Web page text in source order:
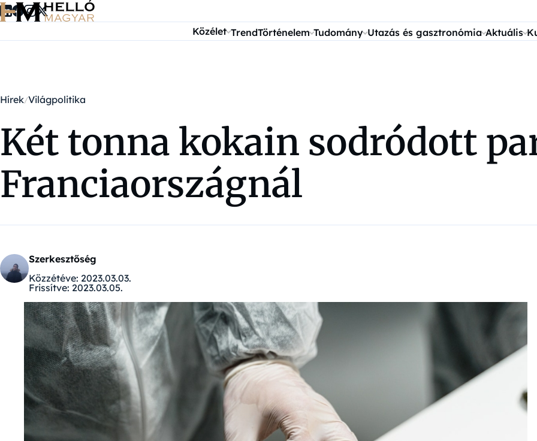
Ugrás a tartalomra
Közélet TrendTörténelem Tudomány Utazás és gasztronómia Aktuális
Hírek Világpolitika
Két tonna kokain sodródott
Franciaországnál
Szerkesztőség
Közzétéve: 2023.03.03.
Frissítve: 2023.03.05.